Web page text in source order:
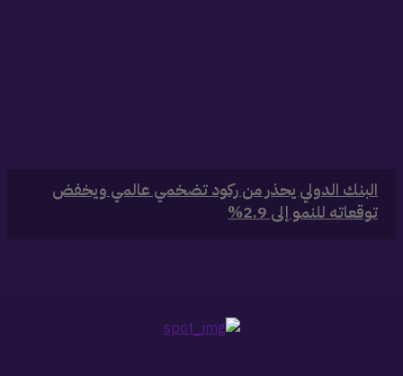
البنك الدولي يحذر من ركود تضخمي عالمي ويخفض
توقعاته للنمو إلى 2.9%